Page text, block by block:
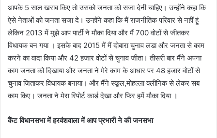
आपके 5 साल खराब किए तो उसको जनता को सजा देनी चाहिए। उन्होंने कहा कि
ऐसे नेताओं को जनता सजा दे। उन्होंने कहा कि मैं राजनीतिक परिवार से नहीं हूं
लेकिन 2013 में मुझे आप पार्टी ने मौका दिया और मैं 700 वोटों से जीतकर
विधायक बन गया । इसके बाद 2015 में मैं दोबारा चुनाव लडा और जनता से काम
करने का वादा किया और 42 हजार वोटों से चुनाव जीता। तीसरी बार मैंने अपना
काम जनता को दिखाया और जनता ने मेरे काम के आधार पर 48 हजार वोटों से
चुनाव जिताकर विधायक बनाया। और मैंने स्कूल,मोहल्ला क्लीनिक से लेकर सब
काम किए। जनता ने मेरा रिपोर्ट कार्ड देखा और फिर हमें मौका दिया ।
कैंट विधानसभा में हरवंशवाला में आप प्रभारी ने की जनसभा